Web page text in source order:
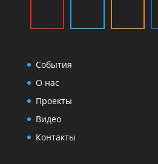
События
О нас
Проекты
Видео
Контакты